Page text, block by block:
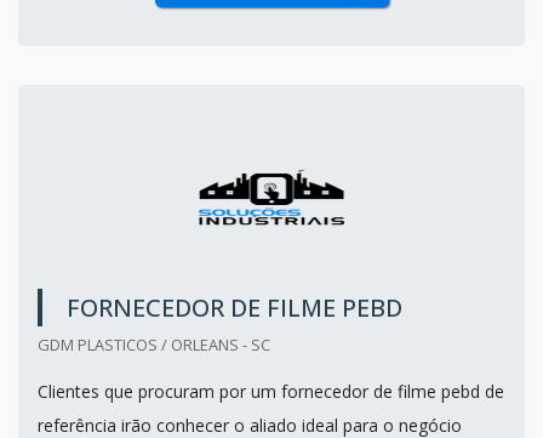
FORNECEDOR DE FILME PEBD
GDM PLASTICOS / ORLEANS - SC
Clientes que procuram por um fornecedor de filme pebd de
referência irão conhecer o aliado ideal para o negócio